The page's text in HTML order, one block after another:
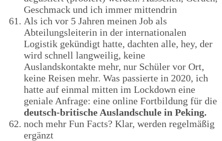
Geschmack und ich immer mittendrin
Als ich vor 5 Jahren meinen Job als
Abteilungsleiterin in der internationalen
Logistik gekündigt hatte, dachten alle, hey, der
wird schnell langweilig, keine
Auslandskontakte mehr, nur Schüler vor Ort,
keine Reisen mehr. Was passierte in 2020, ich
hatte auf einmal mitten im Lockdown eine
geniale Anfrage: eine online Fortbildung für die
deutsch-britische Auslandschule in Peking.
noch mehr Fun Facts? Klar, werden regelmäßig
ergänzt